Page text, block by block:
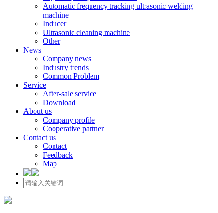
Automatic frequency tracking ultrasonic welding
machine
Inducer
Ultrasonic cleaning machine
Other
News
Company news
Industry trends
Common Problem
Service
After-sale service
Download
About us
Company profile
Cooperative partner
Contact us
Contact
Feedback
Map